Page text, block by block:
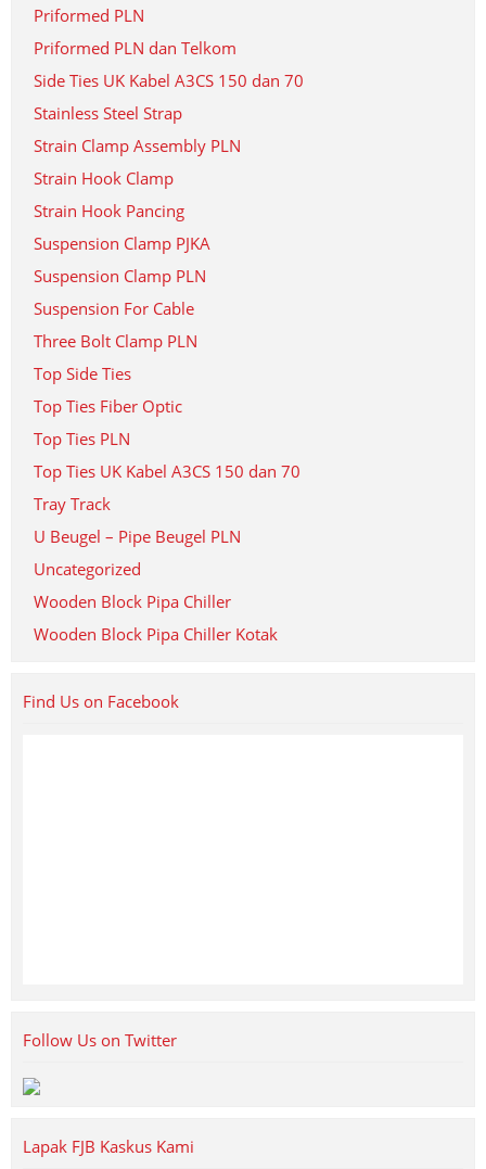
Priformed PLN
Priformed PLN dan Telkom
Side Ties UK Kabel A3CS 150 dan 70
Stainless Steel Strap
Strain Clamp Assembly PLN
Strain Hook Clamp
Strain Hook Pancing
Suspension Clamp PJKA
Suspension Clamp PLN
Suspension For Cable
Three Bolt Clamp PLN
Top Side Ties
Top Ties Fiber Optic
Top Ties PLN
Top Ties UK Kabel A3CS 150 dan 70
Tray Track
U Beugel – Pipe Beugel PLN
Uncategorized
Wooden Block Pipa Chiller
Wooden Block Pipa Chiller Kotak
Find Us on Facebook
Follow Us on Twitter
Lapak FJB Kaskus Kami